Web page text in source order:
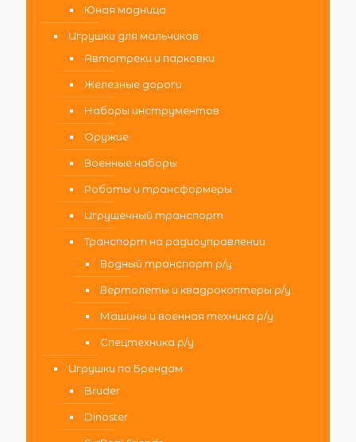
Юная модница
Игрушки для мальчиков
Автотреки и парковки
Железные дороги
Наборы инструментов
Оружие
Военные наборы
Роботы и трансформеры
Игрушечный транспорт
Транспорт на радиоуправлении
Водный транспорт р/у
Вертолеты и квадрокоптеры р/у
Машины и военная техника р/у
Спецтехника р/у
Игрушки по Брендам
Bruder
Dinoster